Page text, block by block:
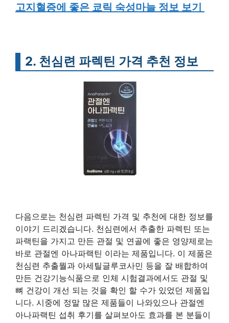
고지혈증에 좋은 쿄릭 숙성마늘 정보 보기
2. 천심련 파렉틴 가격 추천 정보
다음으로는 천심련 파렉틴 가격 및 추천에 대한 정보를
이야기 드리겠습니다. 천심련에서 추출한 파렉틴 또는
파랙틴을 가지고 만든 관절 및 연골에 좋은 영양제로는
바로 관절엔 아나파랙틴 이라는 제품입니다. 이 제품은
천심련 추출뭘과 아세틸글루코사민 등을 잘 배합하여
만든 건강기능식품으로 인체 시험결과에서도 관절 및
뼈 건강이 개선 되는 것을 확인 할 수가 있었던 제품입
니다. 시중에 정말 많은 제품들이 나와있으나 관절엔
아나파랙틴 섭취 후기를 살펴보아도 효과를 본 분들이